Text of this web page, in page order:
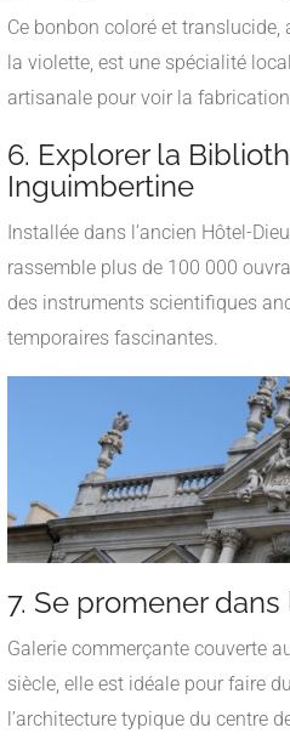
Ce bonbon coloré et
la violette, est une spécialité
artisanale pour voir la
6. Explorer la
Inguimbertine
Installée dans l’ancien Hôtel-
rassemble plus de 100 000
des instruments scientifiques
temporaires fascinantes.
7. Se promener
Galerie commerçante couverte
siècle, elle est idéale pour faire
l’architecture typique du centre